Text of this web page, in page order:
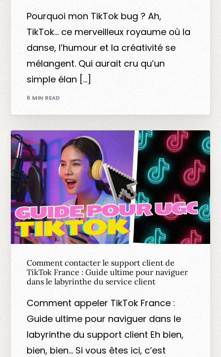
Pourquoi mon TikTok bug ? Ah,
TikTok… ce merveilleux royaume où la
danse, l’humour et la créativité se
mélangent. Qui aurait cru qu’un
simple élan […]
6 MIN READ
Comment contacter le support client de
TikTok France : Guide ultime pour naviguer
dans le labyrinthe du service client
Comment appeler TikTok France :
Guide ultime pour naviguer dans le
labyrinthe du support client Eh bien,
bien, bien… Si vous êtes ici, c’est